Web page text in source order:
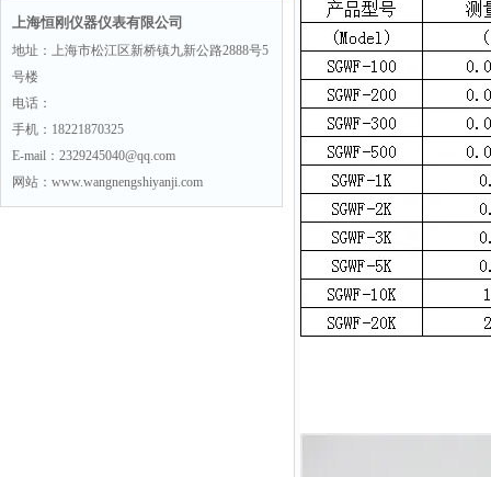
上海恒刚仪器仪表有限公司
地址：上海市松江区新桥镇九新公路2888号5
号楼
电话：
手机：18221870325
E-mail：2329245040@qq.com
网站：www.wangnengshiyanji.com